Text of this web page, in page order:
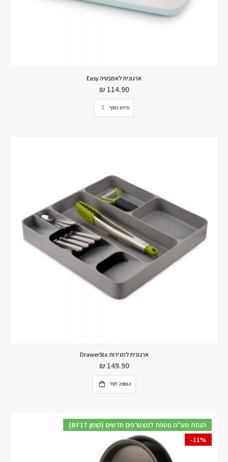
ארגונית לאמבטיה Easy
₪ 114.90
מידע נוסף
ארגונית למגירות DrawerSto
₪ 149.90
הוספה לסל
{BF17 קופון} הנחת מע"מ נוספת למצטרפים חדשים
-11%